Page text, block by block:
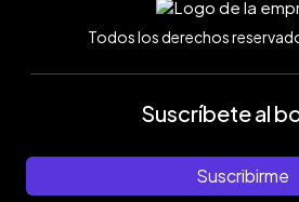
Todos los derechos
Suscríbete al
Suscribirme